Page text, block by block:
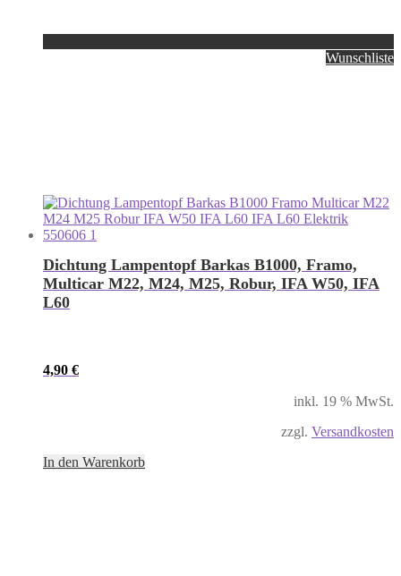
Wunschliste
Dichtung Lampentopf Barkas B1000, Framo,
Multicar M22, M24, M25, Robur, IFA W50, IFA
L60
4,90 €
inkl. 19 % MwSt.
zzgl. Versandkosten
In den Warenkorb